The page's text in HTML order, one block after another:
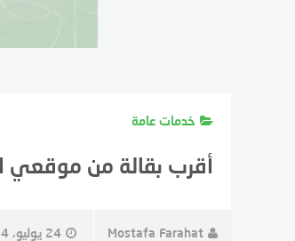
خدمات عامة
أقرب بقالة من موقعي
Mostafa Farahat 24 يوليو، 2024